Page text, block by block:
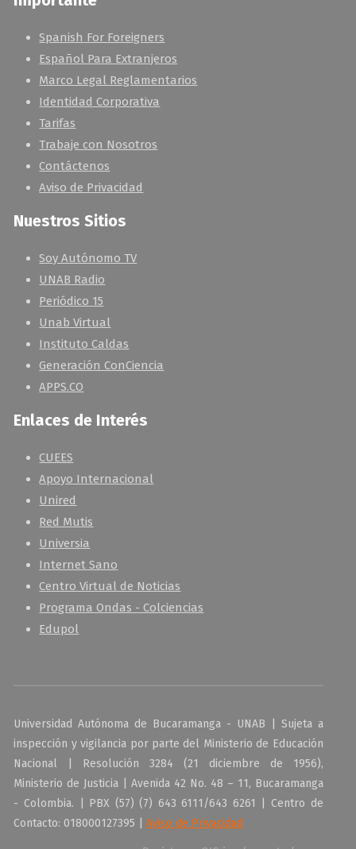
Spanish For Foreigners
Español Para Extranjeros
Marco Legal Reglamentarios
Identidad Corporativa
Tarifas
Trabaje con Nosotros
Contáctenos
Aviso de Privacidad
Nuestros Sitios
Soy Autónomo TV
UNAB Radio
Periódico 15
Unab Virtual
Instituto Caldas
Generación ConCiencia
APPS.CO
Enlaces de Interés
CUEES
Apoyo Internacional
Unired
Red Mutis
Universia
Internet Sano
Centro Virtual de Noticias
Programa Ondas - Colciencias
Edupol
Universidad Autónoma de Bucaramanga - UNAB | Sujeta a
inspección y vigilancia por parte del Ministerio de Educación
Nacional | Resolución 3284 (21 diciembre de 1956),
Ministerio de Justicia | Avenida 42 No. 48 – 11, Bucaramanga
- Colombia. | PBX (57) (7) 643 6111/643 6261 | Centro de
Contacto: 018000127395 |Aviso de Privacidad